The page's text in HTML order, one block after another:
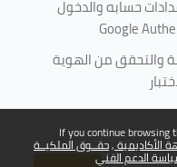
If you continue browsing
الأكاديمية حقــوق الملكيــة
الدعم الفني
حسابه والدخول
Google
والتحقق من الهوية